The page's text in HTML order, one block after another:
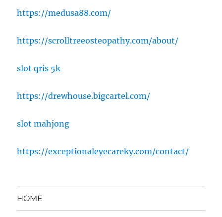
https://medusa88.com/
https://scrolltreeosteopathy.com/about/
slot qris 5k
https://drewhouse.bigcartel.com/
slot mahjong
https://exceptionaleyecareky.com/contact/
HOME